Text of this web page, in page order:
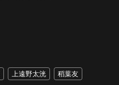
上遠野太洸 稻葉友